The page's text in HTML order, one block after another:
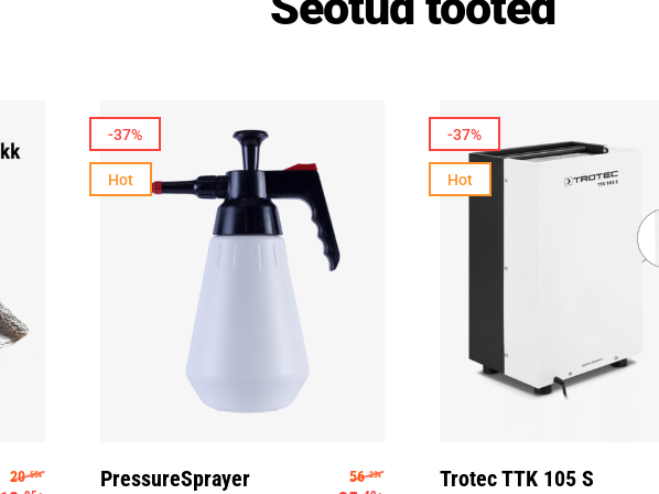
20.55€ Algne hind oli: 20.55€.
-37%
Hot
PressureSprayer 56.23€ Algne hind oli: 56.23€.
-37%
Hot
Trotec TTK 105 S